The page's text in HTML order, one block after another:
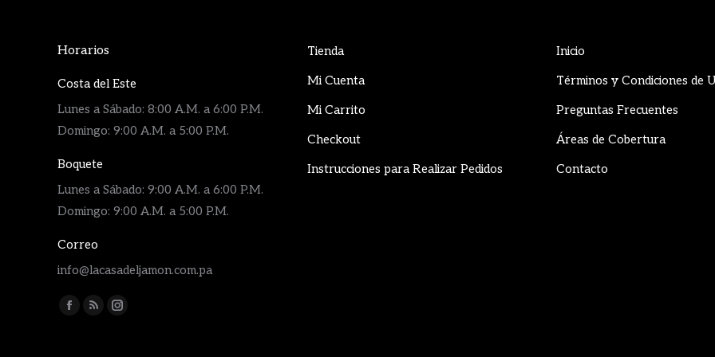
Horarios
Costa del Este
Lunes a Sábado: 8:00 A.M. a 6:00 P.M.
Domingo: 9:00 A.M. a 5:00 P.M.
Boquete
Lunes a Sábado: 9:00 A.M. a 6:00 P.M.
Domingo: 9:00 A.M. a 5:00 P.M.
Correo
info@lacasadeljamon.com.pa
Encuéntranos en:
Facebook
Rss Instagram
Tienda
Mi Cuenta
Mi Carrito
Checkout
Instrucciones para Realizar Pedidos
Inicio
Términos y Condiciones de
Preguntas Frecuentes
Áreas de Cobertura
Contacto